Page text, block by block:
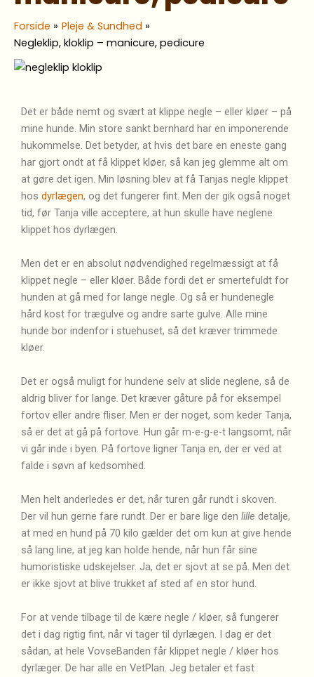
Forside
Pleje & Sundhed
Negleklip, kloklip – manicure, pedicure
Det er både nemt og svært at klippe negle – eller kløer – på
mine hunde. Min store sankt bernhard har en imponerende
hukommelse. Det betyder, at hvis det bare en eneste gang
har gjort ondt at få klippet kløer, så kan jeg glemme alt om
at gøre det igen. Min løsning blev at få Tanjas negle klippet
hos dyrlægen, og det fungerer fint. Men der gik også noget
tid, før Tanja ville acceptere, at hun skulle have neglene
klippet hos dyrlægen.
Men det er en absolut nødvendighed regelmæssigt at få
klippet negle – eller kløer. Både fordi det er smertefuldt for
hunden at gå med for lange negle. Og så er hundenegle
hård kost for trægulve og andre sarte gulve. Alle mine
hunde bor indenfor i stuehuset, så det kræver trimmede
kløer.
Det er også muligt for hundene selv at slide neglene, så de
aldrig bliver for lange. Det kræver gåture på for eksempel
fortov eller andre fliser. Men er der noget, som keder Tanja,
så er det at gå på fortove. Hun går m-e-g-e-t langsomt, når
vi går inde i byen. På fortove ligner Tanja en, der er ved at
falde i søvn af kedsomhed.
Men helt anderledes er det, når turen går rundt i skoven.
Der vil hun gerne fare rundt. Der er bare lige den lille detalje,
at med en hund på 70 kilo gælder det om kun at give hende
så lang line, at jeg kan holde hende, når hun får sine
humoristiske udskejelser. Ja, det er sjovt at se på. Men det
er ikke sjovt at blive trukket af sted af en stor hund.
For at vende tilbage til de kære negle / kløer, så fungerer
det i dag rigtig fint, når vi tager til dyrlægen. I dag er det
sådan, at hele VovseBanden får klippet negle / kløer hos
dyrlæger. De har alle en VetPlan. Jeg betaler et fast